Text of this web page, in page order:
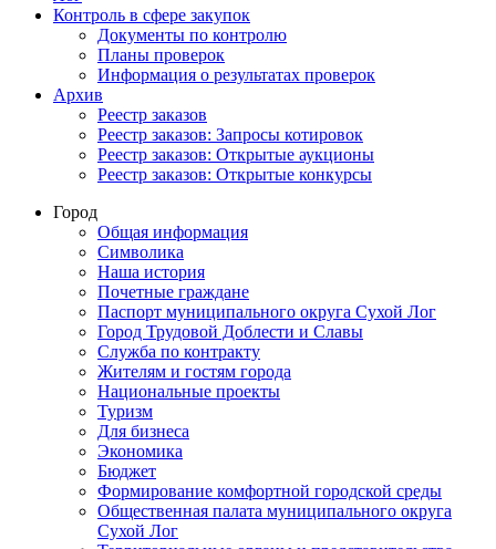
Контроль в сфере закупок
Документы по контролю
Планы проверок
Информация о результатах проверок
Архив
Реестр заказов
Реестр заказов: Запросы котировок
Реестр заказов: Открытые аукционы
Реестр заказов: Открытые конкурсы
Город
Общая информация
Символика
Наша история
Почетные граждане
Паспорт муниципального округа Сухой Лог
Город Трудовой Доблести и Славы
Служба по контракту
Жителям и гостям города
Национальные проекты
Туризм
Для бизнеса
Экономика
Бюджет
Формирование комфортной городской среды
Общественная палата муниципального округа
Сухой Лог